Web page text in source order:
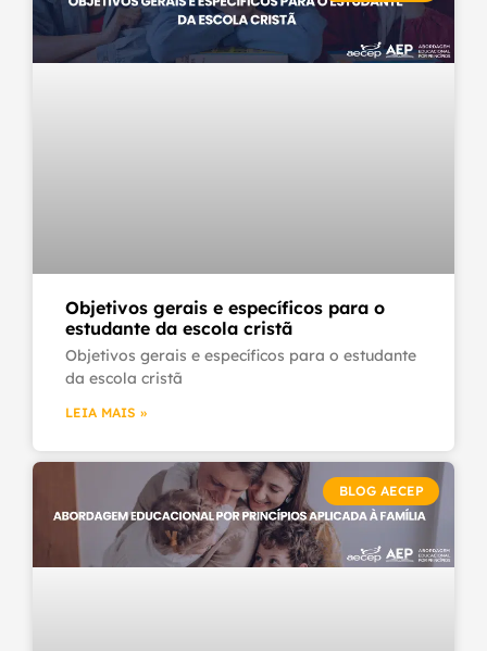
Objetivos gerais e específicos para o
estudante da escola cristã
Objetivos gerais e específicos para o estudante
da escola cristã
LEIA MAIS »
BLOG AECEP